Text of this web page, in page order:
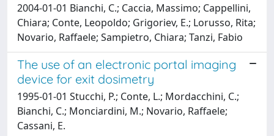
2004-01-01 Bianchi, C.; Caccia, Massimo; Cappellini,
Chiara; Conte, Leopoldo; Grigoriev, E.; Lorusso, Rita;
Novario, Raffaele; Sampietro, Chiara; Tanzi, Fabio
The use of an electronic portal imaging
device for exit dosimetry
1995-01-01 Stucchi, P.; Conte, L.; Mordacchini, C.;
Bianchi, C.; Monciardini, M.; Novario, Raffaele;
Cassani, E.